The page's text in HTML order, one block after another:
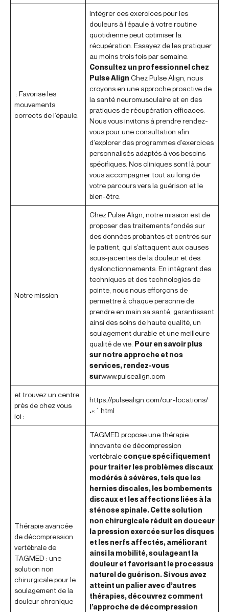
: Favorise les
mouvements
corrects de l’épaule.
Intégrer ces exercices pour les
douleurs à l’épaule à votre routine
quotidienne peut optimiser la
récupération. Essayez de les pratiquer
au moins trois fois par semaine.
Consultez un professionnel chez
Pulse Align Chez Pulse Align, nous
croyons en une approche proactive de
la santé neuromusculaire et en des
pratiques de récupération efficaces.
Nous vous invitons à prendre rendez-
vous pour une consultation afin
d’explorer des programmes d’exercices
personnalisés adaptés à vos besoins
spécifiques. Nos cliniques sont là pour
vous accompagner tout au long de
votre parcours vers la guérison et le
bien-être.
Notre mission
Chez Pulse Align, notre mission est de
proposer des traitements fondés sur
des données probantes et centrés sur
le patient, qui s’attaquent aux causes
sous-jacentes de la douleur et des
dysfonctionnements. En intégrant des
techniques et des technologies de
pointe, nous nous efforçons de
permettre à chaque personne de
prendre en main sa santé, garantissant
ainsi des soins de haute qualité, un
soulagement durable et une meilleure
qualité de vie. Pour en savoir plus
sur notre approche et nos
services, rendez-vous
surwww.pulsealign.com
et trouvez un centre
près de chez vous
ici :
https://pulsealign.com/our-locations/
.« `html
Thérapie avancée
de décompression
vertébrale de
TAGMED : une
solution non
chirurgicale pour le
soulagement de la
douleur chronique
TAGMED propose une thérapie
innovante de décompression
vertébrale conçue spécifiquement
pour traiter les problèmes discaux
modérés à sévères, tels que les
hernies discales, les bombements
discaux et les affections liées à la
sténose spinale. Cette solution
non chirurgicale réduit en douceur
la pression exercée sur les disques
et les nerfs affectés, améliorant
ainsi la mobilité, soulageant la
douleur et favorisant le processus
naturel de guérison. Si vous avez
atteint un palier avec d’autres
thérapies, découvrez comment
l’approche de décompression